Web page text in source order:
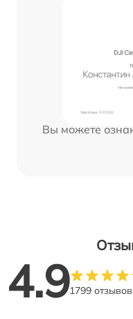
Вы можете
4.91799 отзывов